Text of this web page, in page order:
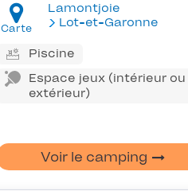
Carte
Lamontjoie
Lot-et-Garonne
Piscine
Espace jeux (intérieur ou
extérieur)
Voir le camping